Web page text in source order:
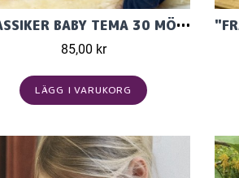
KLASSIKER BABY TEMA 30 MÖNSTER TILL 0-4ÅR
85,00 kr
LÄGG I VARUKORG